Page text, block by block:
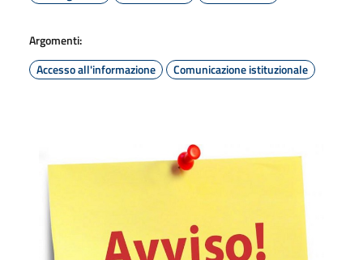
Argomenti:
Accesso all'informazione
Comunicazione istituzionale